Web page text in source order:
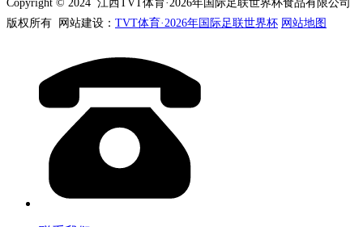
Copyright © 2024 江西TVT体育·2026年国际足联世界杯食品有限公司
版权所有 网站建设： TVT体育·2026年国际足联世界杯 网站地图